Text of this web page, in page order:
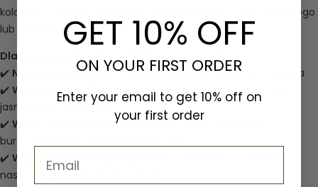
kolorach – szarym, niebieskim i bursztynowym – dla subtelnego
lub wyrazistego efektu.
Dlaczego warto wybrać tę lampę ścienną?
✔️ Nowoczesny design– eleganckie połączenie szkła i żelaza
✔️ Wbudowana LED
– energooszczędne światło LED 5 W o
jasności 500 lumenów
✔️ Wybór spośród trzech kolorów – szary, niebieski lub
bursztynowy dla indywidualnego stylu
✔️ Wszechstronne zastosowanie
nastrojowe w salonie lub sypialni
GET 10% OFF
ON YOUR FIRST ORDER
Enter your email to get 10% off on
your first order